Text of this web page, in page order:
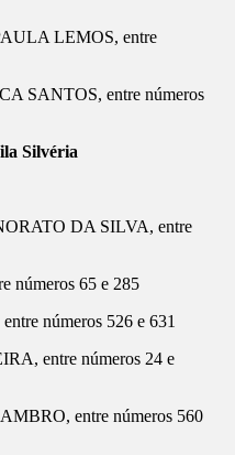
LEMOS, entre
entre números
Silvéria
DA SILVA, entre
65 e 285
números 526 e 631
entre números 24 e
entre números 560